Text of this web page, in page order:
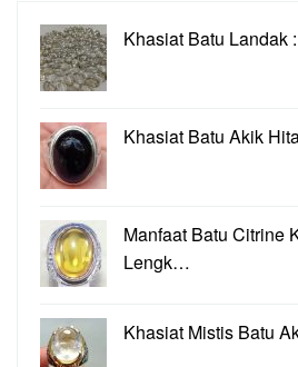
Khasiat Batu Landak
Khasiat Batu Akik
Manfaat Batu Citrine
Lengk…
Khasiat Mistis Batu